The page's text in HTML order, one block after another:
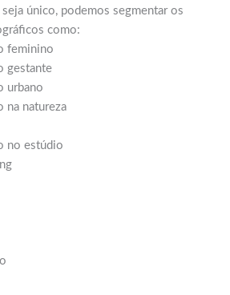
único, podemos segmentar os
como:
feminino
gestante
urbano
na natureza
no estúdio